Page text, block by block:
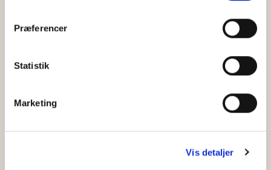
Præferencer
Statistik
Marketing
Vis detaljer
NESPRESSO MOMENTO BLACK